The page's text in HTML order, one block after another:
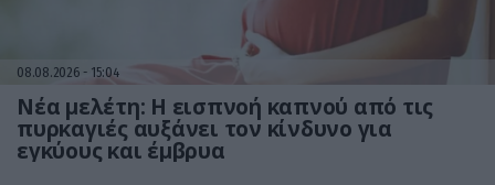
08.08.2026 15:04
Νέα μελέτη: Η εισπνοή καπνού από τις
πυρκαγιές αυξάνει τον κίνδυνο για
εγκύους και έμβρυα